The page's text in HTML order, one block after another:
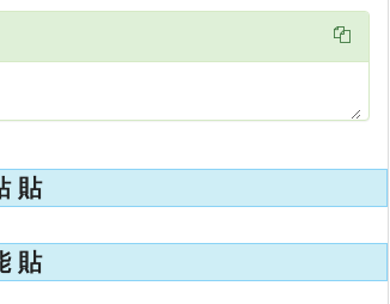

貼
貼